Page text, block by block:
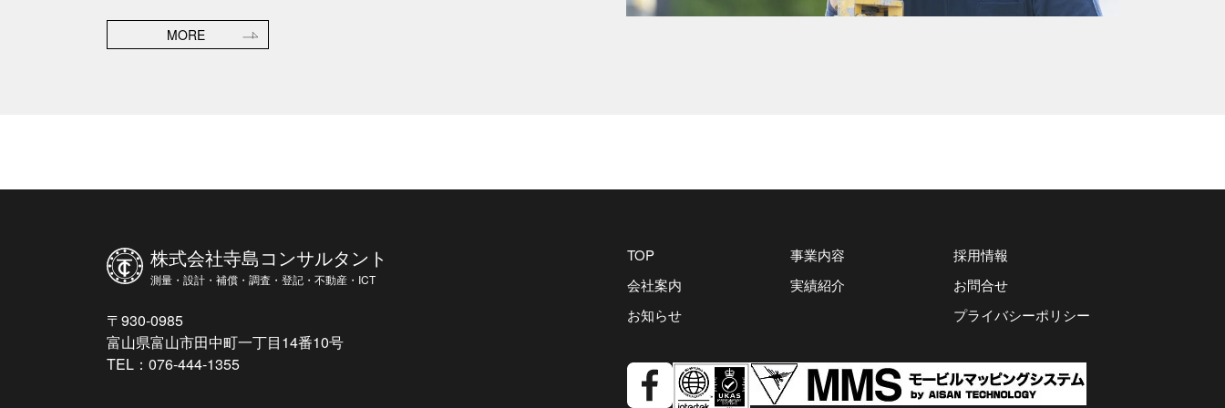
MORE
株式会社寺島コンサルタント
測量・設計・補償・調査・登記・不動産・ICT
〒930-0985
富山県富山市田中町一丁目14番10号
TEL：076-444-1355
TOP
会社案内
お知らせ
事業内容
実績紹介
採用情報
お問合せ
プライバシーポリシー